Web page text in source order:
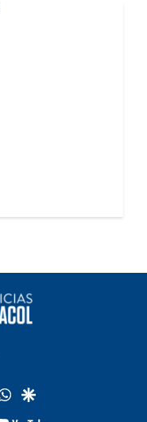
whatsapp
google